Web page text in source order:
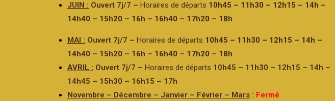
JUIN : Ouvert 7j/7 – Horaires de départs 10h45 – 11h30 – 12h15 – 14h –
14h40 – 15h20 – 16h – 16h40 – 17h20 – 18h
MAI : Ouvert 7j/7 – Horaires de départs 10h45 – 11h30 – 12h15 – 14h –
14h40 – 15h20 – 16h – 16h40 – 17h20 – 18h
AVRIL : Ouvert 7j/7 – Horaires de départs 10h45 – 11h30 – 12h15 – 14h –
14h45 – 15h30 – 16h15 – 17h
Novembre – Décembre – Janvier – Février – Mars : Fermé